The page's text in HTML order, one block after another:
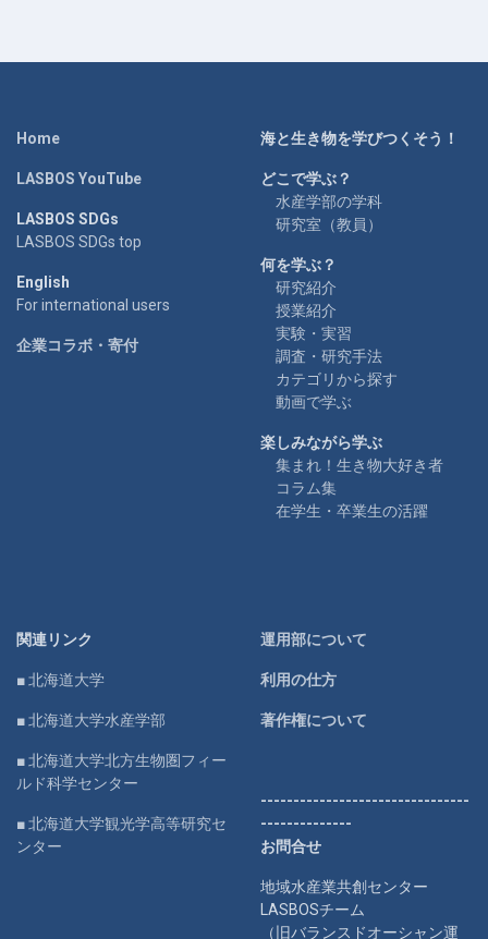
Home
LASBOS YouTube
LASBOS SDGs
LASBOS SDGs top
English
For international users
企業コラボ・寄付
海と生き物を学びつくそう！
どこで学ぶ？
水産学部の学科
研究室（教員）
何を学ぶ？
研究紹介
授業紹介
実験・実習
調査・研究手法
カテゴリから探す
動画で学ぶ
楽しみながら学ぶ
集まれ！生き物大好き者
コラム集
在学生・卒業生の活躍
関連リンク
■ 北海道大学
■ 北海道大学水産学部
■ 北海道大学北方生物圏フィー
ルド科学センター
■ 北海道大学観光学高等研究セ
ンター
運用部について
利用の仕方
著作権について
--------------------------------
--------------
お問合せ
地域水産業共創センター
LASBOSチーム
（旧バランスドオーシャン運